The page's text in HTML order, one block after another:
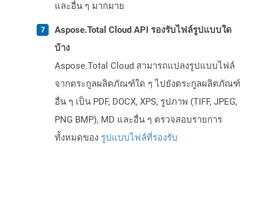
และอื่น ๆ มากมาย
Aspose.Total Cloud API รองรับไฟล์รูปแบบใด
บ้าง
Aspose.Total Cloud สามารถแปลงรูปแบบไฟล์
จากตระกูลผลิตภัณฑ์ใด ๆ ไปยังตระกูลผลิตภัณฑ์
อื่น ๆ เป็น PDF, DOCX, XPS, รูปภาพ (TIFF, JPEG,
PNG BMP), MD และอื่น ๆ ตรวจสอบรายการ
ทั้งหมดของ รูปแบบไฟล์ที่รองรับ